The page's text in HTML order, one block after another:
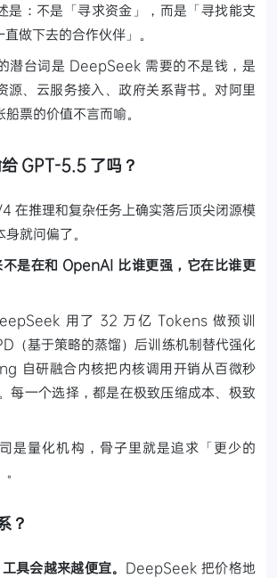
是：不是「寻求资金」，而是「寻找能支
做下去的合作伙伴」。
潜台词是 DeepSeek 需要的不是钱，是
、云服务接入、政府关系背书。对阿里
票的价值不言而喻。
GPT-5.5 了吗？
在推理和复杂任务上确实落后顶尖闭源模
就问偏了。
是在和 OpenAI 比谁更强，它在比谁更
用了 32 万亿 Tokens 做预训
（基于策略的蒸馏）后训练机制替代强化
自研融合内核把内核调用开销从百微秒
每一个选择，都是在极致压缩成本、极致
是量化机构，骨子里就是追求「更少的
？
具会越来越便宜。 DeepSeek 把价格地